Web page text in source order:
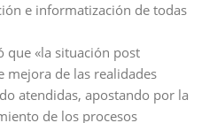
e informatización de todas
que «la situación post
mejora de las realidades
atendidas, apostando por la
de los procesos